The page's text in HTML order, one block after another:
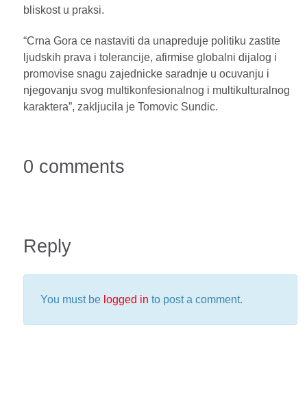
bliskost u praksi.
“Crna Gora ce nastaviti da unapreduje politiku zastite
ljudskih prava i tolerancije, afirmise globalni dijalog i
promovise snagu zajednicke saradnje u ocuvanju i
njegovanju svog multikonfesionalnog i multikulturalnog
karaktera”, zakljucila je Tomovic Sundic.
0 comments
Reply
You must be logged in to post a comment.